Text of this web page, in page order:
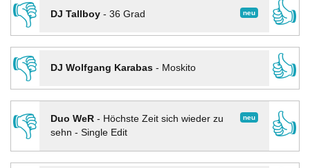
👎 neu
DJ Tallboy- 36 Grad
👍
👎
DJ Wolfgang Karabas- Moskito
👍
👎
neu
Duo WeR- Höchste Zeit sich wieder zu
sehn - Single Edit
👍